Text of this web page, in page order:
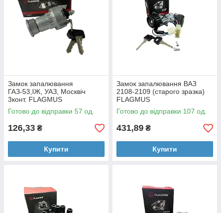
Замок запалювання
ГАЗ-53,ІЖ, УАЗ, Москвіч
3конт. FLAGMUS
Готово до відправки 57 од.
126,33 ₴
Купити
Замок запалювання ВАЗ
2108-2109 (старого зразка)
FLAGMUS
Готово до відправки 107 од.
431,89 ₴
Купити